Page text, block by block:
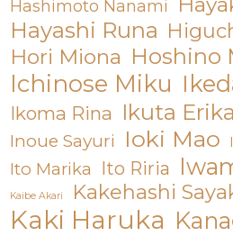
Hashimoto Nanami
Hayashi Runa
Hori Miona Hoshino
Ichinose Miku
Ikoma Rina Ikuta Erika
Inoue Sayuri Ioki Mao
Ito Marika Ito Riria
Kaibe Akari Kakehashi
Kaki Haruka